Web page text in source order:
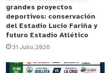
y Brian Serey.
programa DPS ejecutó
online y presencial, a
grandes proyectos
deportivos: conservación
del Estadio Lucio Fariña y
futuro Estadio Atlético
31 Julio, 2026